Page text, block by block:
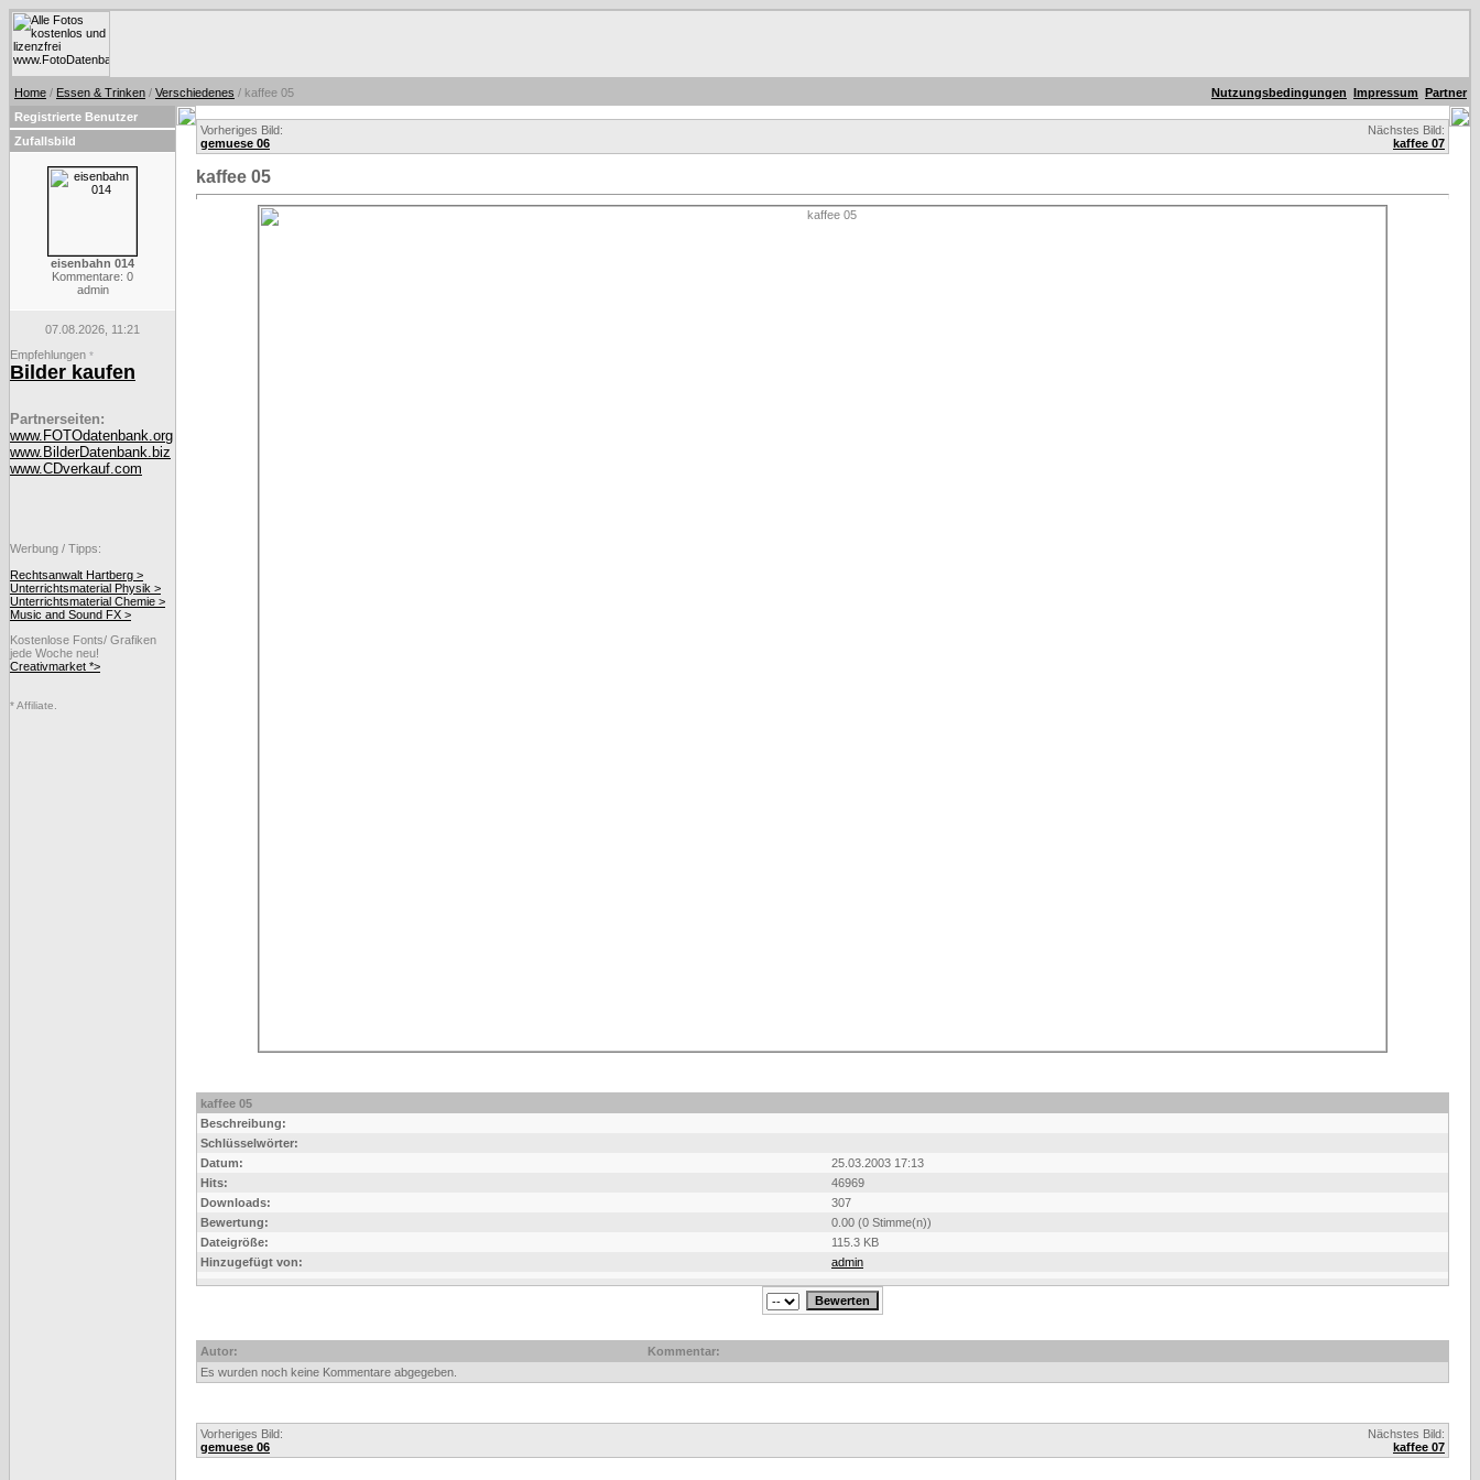
Home / Essen & Trinken / Verschiedenes / kaffee 05 Nutzungsbedingungen Impressum Partner
Registrierte Benutzer
Zufallsbild
eisenbahn 014
Kommentare: 0
admin
07.08.2026, 11:21
Empfehlungen *
Bilder kaufen
Partnerseiten:
www.FOTOdatenbank.org
www.BilderDatenbank.biz
www.CDverkauf.com
Werbung / Tipps:
Rechtsanwalt Hartberg >
Unterrichtsmaterial Physik >
Unterrichtsmaterial Chemie >
Music and Sound FX >
Kostenlose Fonts/ Grafiken
jede Woche neu!
Creativmarket *>
* Affiliate.
Vorheriges Bild:
gemuese 06
Nächstes Bild:
kaffee 07
kaffee 05
kaffee 05
Beschreibung:
Schlüsselwörter:
Datum:
25.03.2003 17:13
Hits:
46969
Downloads:
307
Bewertung:
0.00 (0 Stimme(n))
Dateigröße:
115.3 KB
Hinzugefügt von:
admin
Autor:
Kommentar:
Es wurden noch keine Kommentare abgegeben.
Vorheriges Bild:
gemuese 06
Nächstes Bild:
kaffee 07